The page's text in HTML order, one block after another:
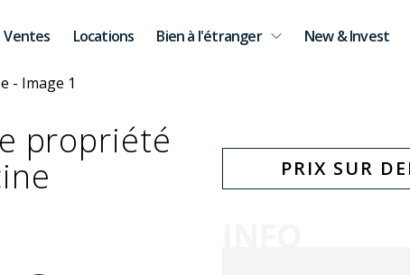
Ventes Locations Bien à l'étranger New & Invest
propriété
PRIX SUR